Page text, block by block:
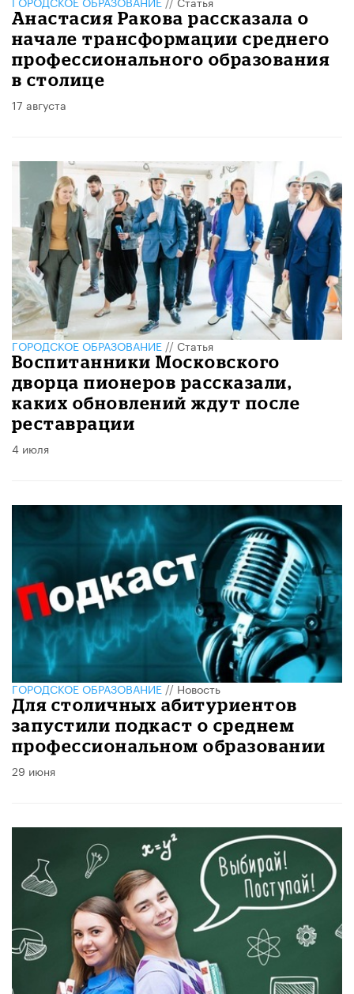
Анастасия Ракова рассказала о
начале трансформации среднего
профессионального образования
в столице
17 августа
ГОРОДСКОЕ ОБРАЗОВАНИЕ//Статья
Воспитанники Московского
дворца пионеров рассказали,
каких обновлений ждут после
реставрации
4 июля
ГОРОДСКОЕ ОБРАЗОВАНИЕ//Новость
Для столичных абитуриентов
запустили подкаст о среднем
профессиональном образовании
29 июня